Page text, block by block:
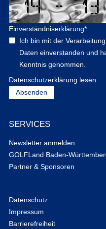
Einverständniserklärung*
Ich bin mit der
Daten einverstanden und
Kenntnis genommen.
Datenschutzerklärung lesen
SERVICES
Newsletter anmelden
GOLFLand Baden-
Partner & Sponsoren
Datenschutz
Impressum
Barrierefreiheit